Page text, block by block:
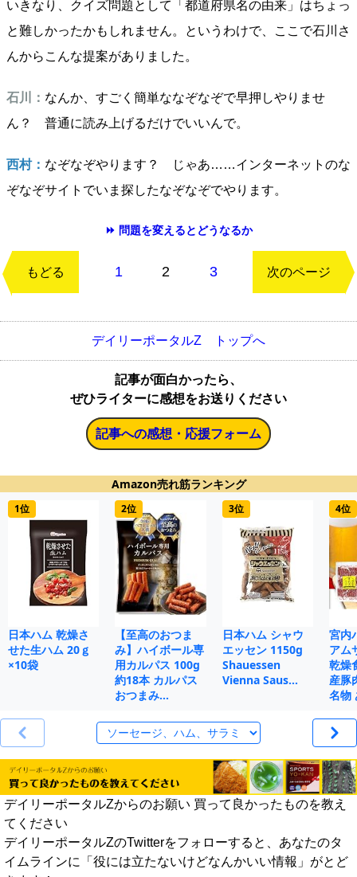
いきなり、クイズ問題として「都道府県名の由来」はちょっ
と難しかったかもしれません。というわけで、ここで石川さ
んからこんな提案がありました。
石川： なんか、すごく簡単ななぞなぞで早押しやりませ
ん？ 普通に読み上げるだけでいいんで。
西村： なぞなぞやります？ じゃあ……インターネットのな
ぞなぞサイトでいま探したなぞなぞでやります。
⏩ 問題を変えるとどうなるか
もどる 1 2 3 次のページ
デイリーポータルZ トップへ
記事が面白かったら、
ぜひライターに感想をお送りください
記事への感想・応援フォーム
Amazon売れ筋ランキング
1位
日本ハム 乾燥さ
せた生ハム 20ｇ
×10袋
2位
【至高のおつま
み】ハイボール専
用カルパス 100g
約18本 カルパス
おつまみ…
3位
日本ハム シャウ
エッセン 1150g
Shauessen
Vienna Saus…
4位
宮内
アム
乾燥
産豚
名物
デイリーポータルZからのお願い 買って良かったものを教え
てください
デイリーポータルZのTwitterをフォローすると、あなたのタ
イムラインに「役には立たないけどなんかいい情報」がとど